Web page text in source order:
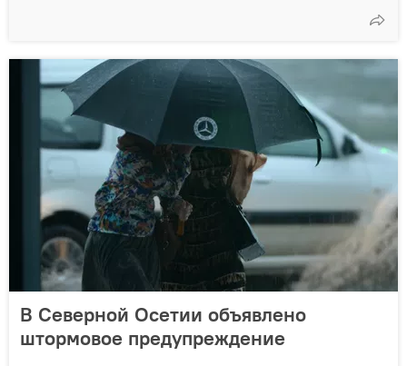
В Северной Осетии объявлено
штормовое предупреждение